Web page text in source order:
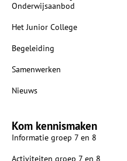
Onderwijsaanbod
Het Junior College
Begeleiding
Samenwerken
Nieuws
Kom kennismaken
Informatie groep 7 en 8
Activiteiten groep 7 en 8